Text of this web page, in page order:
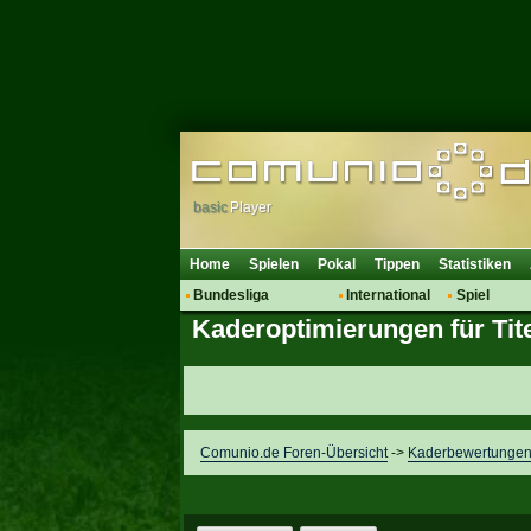
basic Player
Home Spielen Pokal Tippen Statistiken
Bundesliga
Hot News
Vereinsdiskussion
International
Vereine
Spiel
Regeln &
Kaderoptimierungen für
Comunio.de Foren-Übersicht-> Kaderbewertungen